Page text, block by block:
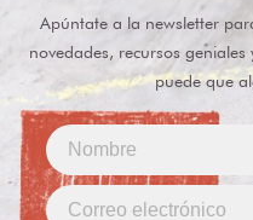
Apúntate a la newsletter
novedades, recursos
puede que